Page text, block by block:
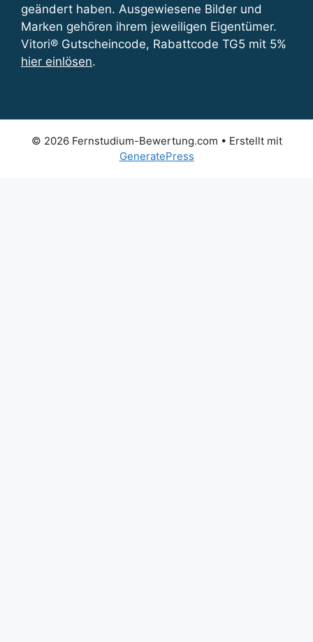
geändert haben. Ausgewiesene Bilder und
Marken gehören ihrem jeweiligen Eigentümer.
Vitori® Gutscheincode, Rabattcode TG5 mit 5%
hier einlösen.
© 2026 Fernstudium-Bewertung.com • Erstellt mit
GeneratePress